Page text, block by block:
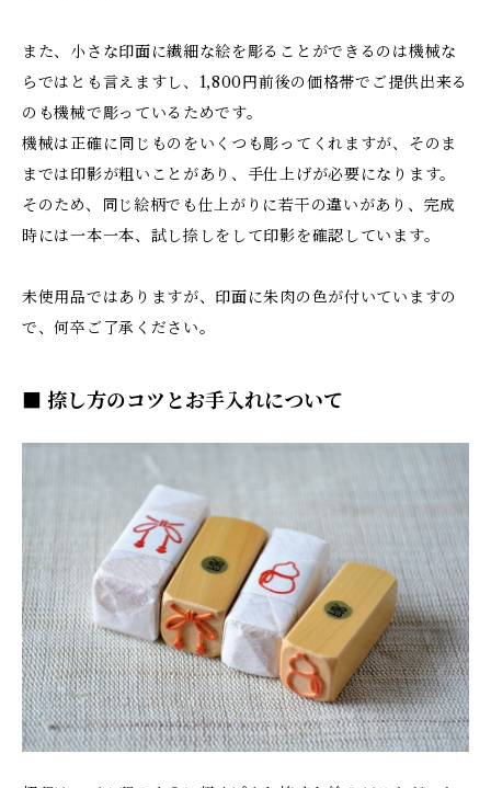
また、小さな印面に繊細な絵を彫ることができるのは機械な
らではとも言えますし、1,800円前後の価格帯でご提供出来る
のも機械で彫っているためです。
機械は正確に同じものをいくつも彫ってくれますが、そのま
までは印影が粗いことがあり、手仕上げが必要になります。
そのため、同じ絵柄でも仕上がりに若干の違いがあり、完成
時には一本一本、試し捺しをして印影を確認しています。
未使用品ではありますが、印面に朱肉の色が付いていますの
で、何卒ご了承ください。
■ 捺し方のコツとお手入れについて